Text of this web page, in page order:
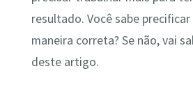
resultado. Você sabe
maneira correta? Se não, vai
deste artigo.